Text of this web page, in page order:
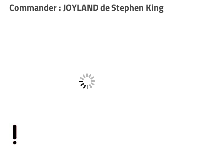
Commander : JOYLAND de Stephen King